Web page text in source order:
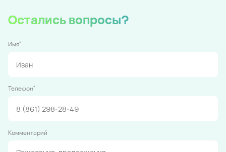
Остались вопросы?
Имя*
Телефон*
Комментарий